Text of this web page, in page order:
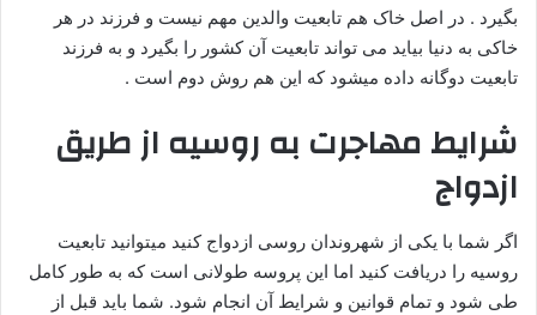
بگیرد . در اصل خاک هم تابعیت والدین مهم نیست و فرزند در هر
خاکی به دنیا بیاید می تواند تابعیت آن کشور را بگیرد و به فرزند
تابعیت دوگانه داده میشود که این هم روش دوم است .
شرایط مهاجرت به روسیه از طریق
ازدواج
اگر شما با یکی از شهروندان روسی ازدواج کنید میتوانید تابعیت
روسیه را دریافت کنید اما این پروسه طولانی است که به طور کامل
طی شود و تمام قوانین و شرایط آن انجام شود. شما باید قبل از